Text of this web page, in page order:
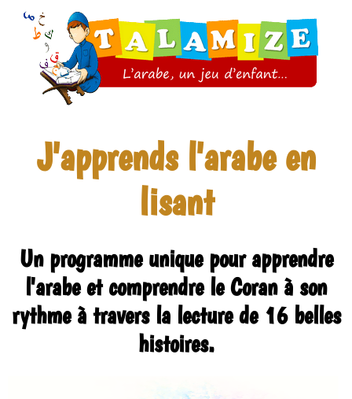
J'apprends l'arabe en
lisant
Un programme unique pour apprendre
l'arabe et comprendre le Coran à son
rythme à travers la lecture de 16 belles
histoires.